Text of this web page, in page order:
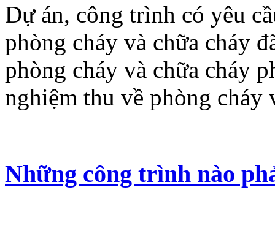
Dự án, công trình có yêu
phòng cháy và chữa cháy
phòng cháy và chữa cháy
nghiệm thu về phòng cháy
Những công trình nào